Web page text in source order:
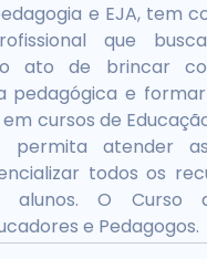
e EJA, tem
que
ato de brincar
e
cursos de
atender
todos os
alunos. O Curso
e Pedagogos.